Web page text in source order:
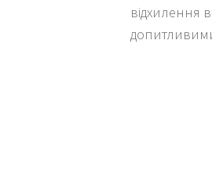
відхилення